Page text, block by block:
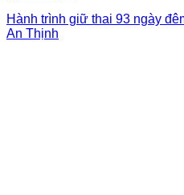
Hành trình giữ thai 93 ngày
An Thịnh